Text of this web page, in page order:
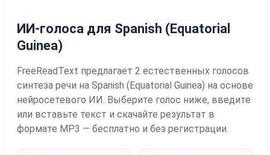
ИИ-голоса для Spanish (Equatorial
Guinea)
FreeReadText предлагает 2 естественных голосов
синтеза речи на Spanish (Equatorial Guinea) на основе
нейросетевого ИИ. Выберите голос ниже, введите
или вставьте текст и скачайте результат в
формате MP3 — бесплатно и без регистрации.